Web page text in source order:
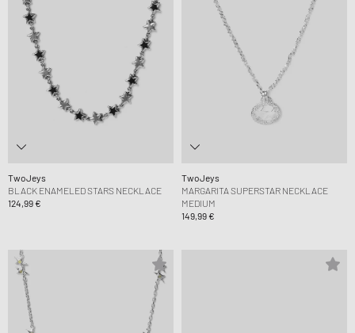
TwoJeys
BLACK ENAMELED STARS NECKLACE
124,99 €
TwoJeys
MARGARITA SUPERSTAR NECKLACE
MEDIUM
149,99 €